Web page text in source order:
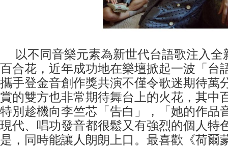
以不同音樂元素為新世代台語歌注入全
百合花，近年成功地在樂壇掀起一波「台
攜手登金音創作獎共演不僅令歌迷期待萬
賞的雙方也非常期待舞台上的火花，其中
特別趁機向李竺芯「告白」，「她的作品
現代、唱功發音都很鬆又有強烈的個人特
是，同時能讓人朗朗上口。最喜歡《荷爾